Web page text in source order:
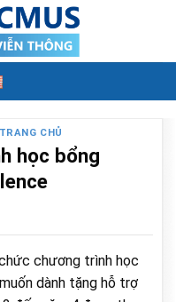
CHỦ
học bổng
chương trình học
dành tặng hỗ trợ